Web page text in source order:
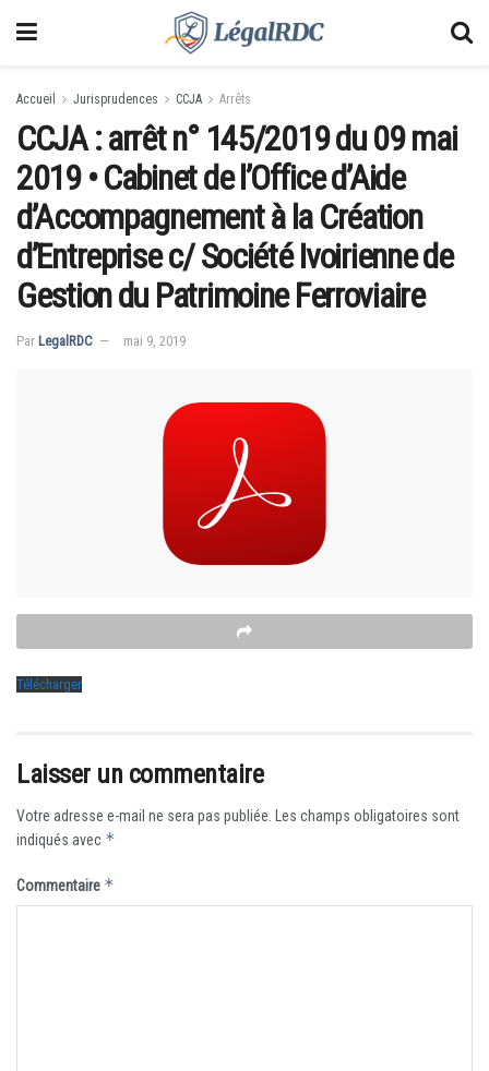
Accueil Jurisprudences CCJA Arrêts
CCJA : arrêt n° 145/2019 du 09 mai
2019 • Cabinet de l’Office d’Aide
d’Accompagnement à la Création
d’Entreprise c/ Société Ivoirienne de
Gestion du Patrimoine Ferroviaire
Par LegalRDC mai 9, 2019
Télécharger
Laisser un commentaire
Votre adresse e-mail ne sera pas publiée.
Les champs obligatoires sont
indiqués avec *
Commentaire *